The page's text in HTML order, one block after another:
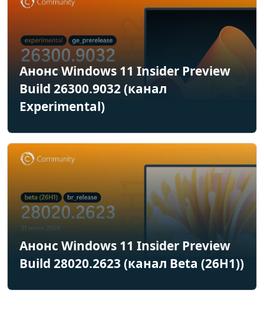
Анонс Windows 11 Insider Preview
Build 26300.9032 (канал
Experimental)
Анонс Windows 11 Insider Preview
Build 28020.2623 (канал Beta (26H1))